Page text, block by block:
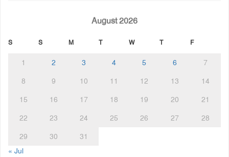
August 2026
S S M T W T F
1 2 3 4 5 6
7
8
9 10 11 12 13
14
15
16 17 18 19 20
21
22
23 24 25 26 27
28
29
30
31
« Jul